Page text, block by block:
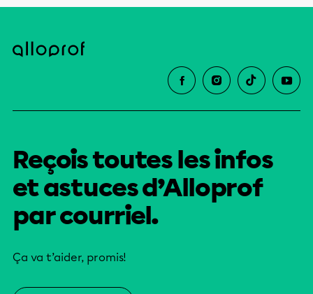
Reçois toutes les infos
et astuces d’Alloprof
par courriel.
Ça va t’aider, promis!